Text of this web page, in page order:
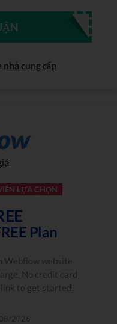
nhà cung cấp
LỰA CHỌN
Plan
Webflow website
No credit card
link to get started!
2026